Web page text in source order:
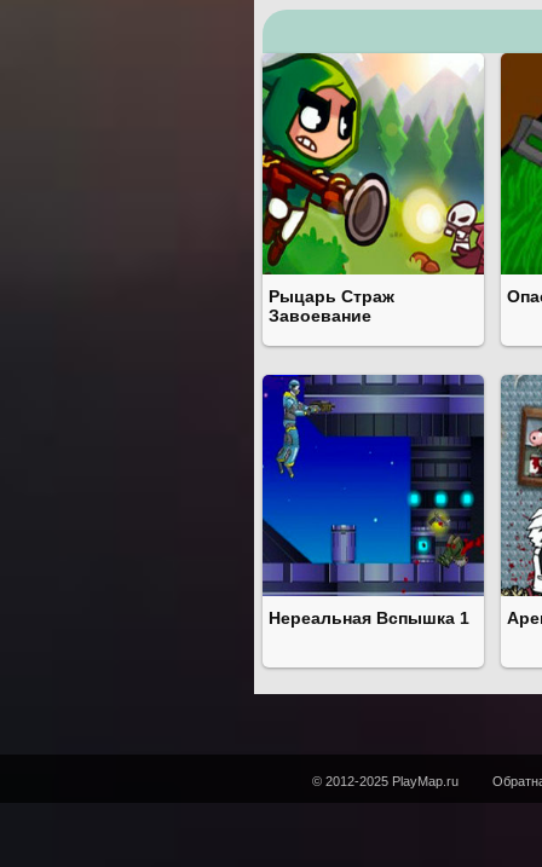
Рыцарь Страж
Завоевание
Нереальная Вспышка 1
© 2012-2025 PlayMap.ru